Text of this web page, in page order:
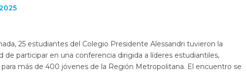
25 estudiantes del Colegio Presidente Alessandri tuvieron la
de participar en una conferencia dirigida a líderes estudiantiles,
para más de 400 jóvenes de la Región Metropolitana. El encuentro se